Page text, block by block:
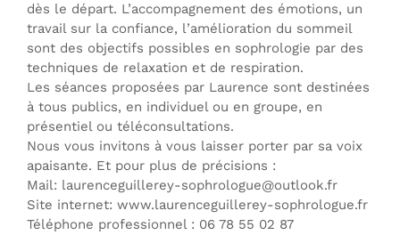
dès le départ. L’accompagnement des émotions, un
travail sur la confiance, l’amélioration du sommeil
sont des objectifs possibles en sophrologie par des
techniques de relaxation et de respiration.
Les séances proposées par Laurence sont destinées
à tous publics, en individuel ou en groupe, en
présentiel ou téléconsultations.
Nous vous invitons à vous laisser porter par sa voix
apaisante. Et pour plus de précisions :
Mail: laurenceguillerey-sophrologue@outlook.fr
Site internet: www.laurenceguillerey-sophrologue.fr
Téléphone professionnel : 06 78 55 02 87